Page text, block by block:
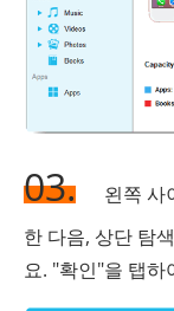
03.
왼쪽 사
한 다음, 상단 탐
요. "확인"을 탭하